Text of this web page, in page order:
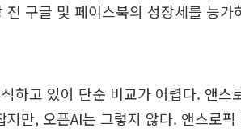
구글 및 페이스북의 성장세를 능가
하고 있어 단순 비교가 어렵다. 앤스
만, 오픈AI는 그렇지 않다. 앤스로픽